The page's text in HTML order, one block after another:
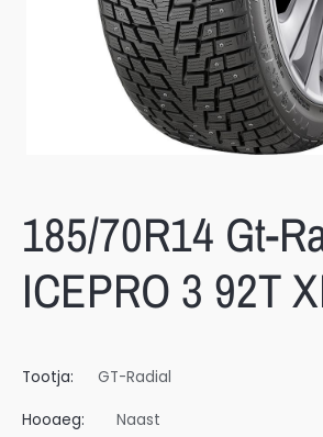
185/70R14 Gt-
ICEPRO 3 92T
Tootja: GT-Radial
Hooaeg: Naast